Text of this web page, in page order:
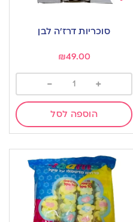
wishlist
סוכריות דרז’ה לבן
₪49.00
+
-
הוספה לסל